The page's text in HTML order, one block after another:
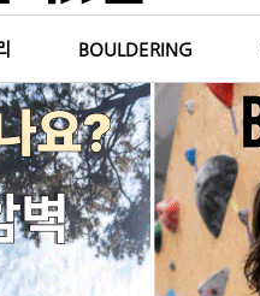
BOULDERING